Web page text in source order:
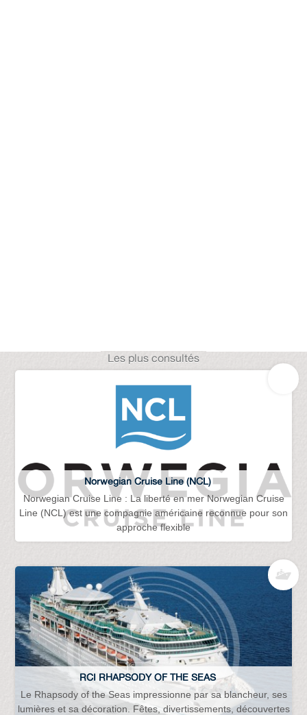
Les plus consultés
Norwegian Cruise Line (NCL)
Norwegian Cruise Line : La liberté en mer Norwegian Cruise
Line (NCL) est une compagnie américaine reconnue pour son
approche flexible
RCI RHAPSODY OF THE SEAS
Le Rhapsody of the Seas impressionne par sa blancheur, ses
lumières et sa décoration. Fêtes, divertissements, découvertes